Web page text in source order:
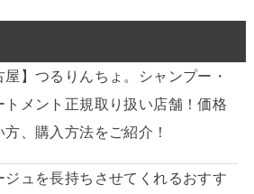
屋】つるりんちょ。シャンプー・
トメント正規取り扱い店舗！価格
方、購入方法をご紹介！
ジュを長持ちさせてくれるおすす